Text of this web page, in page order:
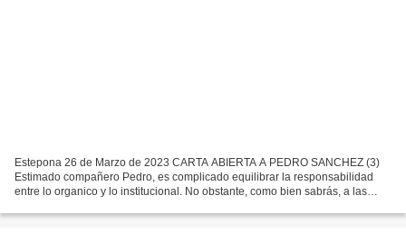
Estepona 26 de Marzo de 2023 CARTA ABIERTA A PEDRO SANCHEZ (3)
Estimado compañero Pedro, es complicado equilibrar la responsabilidad
entre lo organico y lo institucional. No obstante, como bien sabrás, a las